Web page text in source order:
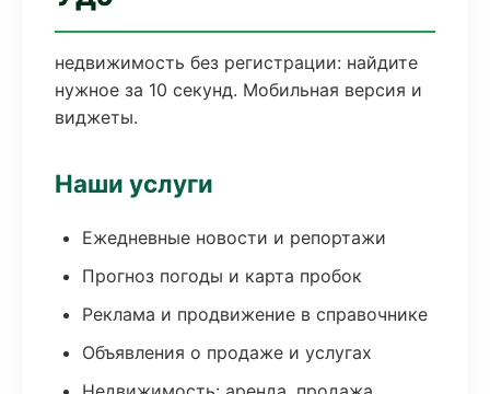
недвижимость без регистрации: найдите
нужное за 10 секунд. Мобильная версия и
виджеты.
Наши услуги
Ежедневные новости и репортажи
Прогноз погоды и карта пробок
Реклама и продвижение в справочнике
Объявления о продаже и услугах